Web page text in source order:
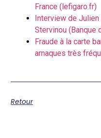
France (lefigaro.fr)
Interview de
Stervinou (Banque
Fraude à la carte
arnaques très
Retour